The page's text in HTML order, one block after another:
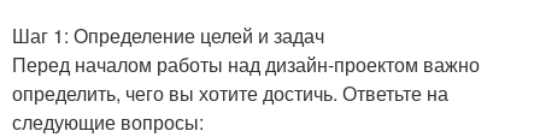
Шаг 1: Определение целей и задач
Перед началом работы над дизайн-проектом важно
определить, чего вы хотите достичь. Ответьте на
следующие вопросы: